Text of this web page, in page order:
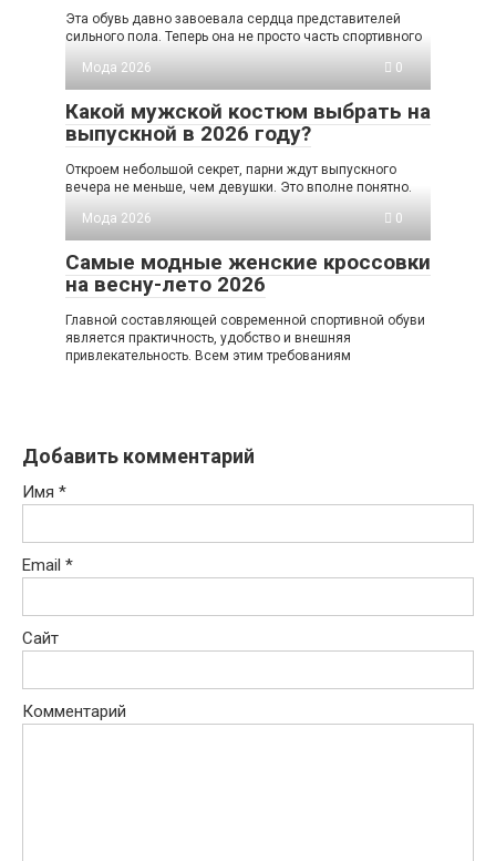
Эта обувь давно завоевала сердца представителей
сильного пола. Теперь она не просто часть спортивного
Мода 2026
0
Какой мужской костюм выбрать на
выпускной в 2026 году?
Откроем небольшой секрет, парни ждут выпускного
вечера не меньше, чем девушки. Это вполне понятно.
Мода 2026
0
Самые модные женские кроссовки
на весну-лето 2026
Главной составляющей современной спортивной обуви
является практичность, удобство и внешняя
привлекательность. Всем этим требованиям
Добавить комментарий
Имя *
Email *
Сайт
Комментарий